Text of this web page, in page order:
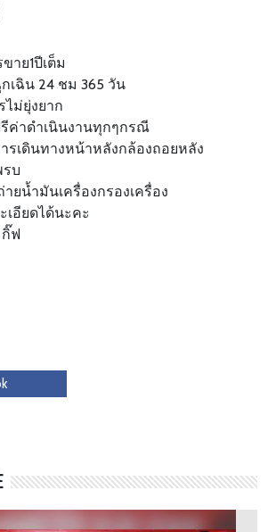
าย1ปีเต็ม
เฉิน 24 ชม 365 วัน
ไม่ยุ่งยาก
ค่าดำเนินงานทุกๆกรณี
เดินทางหน้าหลังกล้องถอยหลัง
บ
ยน้ำมันเครื่องกรองเครื่อง
เอียดได้นะคะ
ฟ